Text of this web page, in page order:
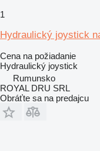
1
Hydraulický joystick
Cena na požiadanie
Hydraulický joystick
Rumunsko
ROYAL DRU SRL
Obráťte sa na predajcu